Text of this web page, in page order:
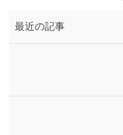
最近の記事